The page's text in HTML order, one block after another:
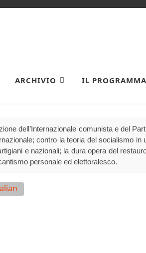
ARCHIVIO IL
dell’Internazionale comunista e del
contro la teoria del socialismo in
e nazionali; la dura opera del
personale ed elettoralesco.